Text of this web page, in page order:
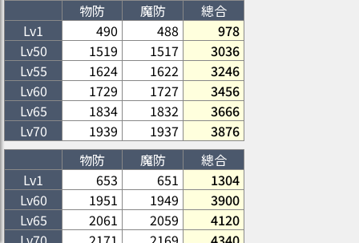
物防
魔防
總合
Lv1
490 488
978
Lv50 1519 1517
3036
Lv55 1624 1622
3246
Lv60 1729 1727
3456
Lv65 1834 1832
3666
Lv70 1939 1937
3876
物防
魔防
總合
Lv1
653 651
1304
Lv60 1951 1949
3900
Lv65 2061 2059
4120